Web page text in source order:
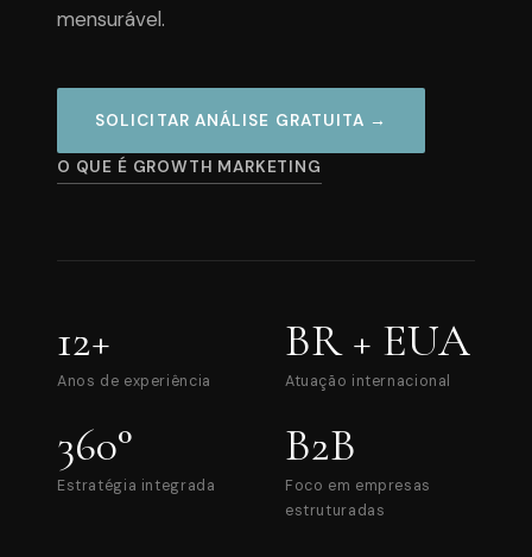
mensurável.
SOLICITAR ANÁLISE GRATUITA →
O QUE É GROWTH MARKETING
12+
Anos de experiência
BR + EUA
Atuação internacional
360°
Estratégia integrada
B2B
Foco em empresas
estruturadas